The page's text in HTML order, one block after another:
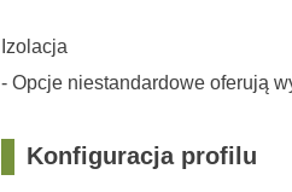
Izolacja
- Opcje niestandardowe oferują
Konfiguracja profilu